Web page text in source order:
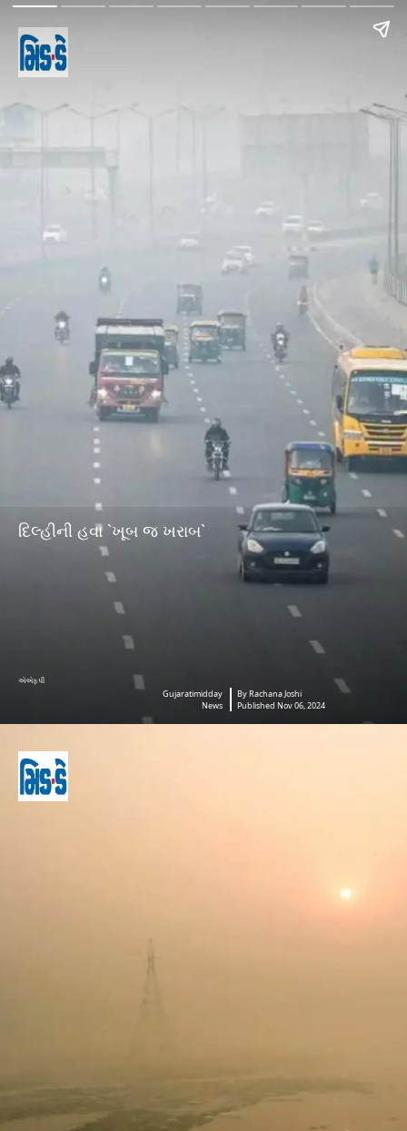
દિલ્હીની હવા `ખૂબ જ ખરાબ`
એએફપી
Gujaratimidday
News
By Rachana Joshi
Published Nov 06, 2024